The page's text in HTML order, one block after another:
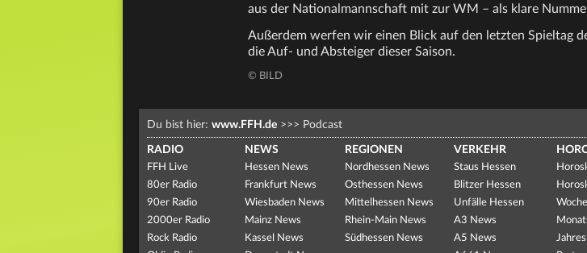
aus der Nationalmannschaft mit zur WM – als klare
Außerdem werfen wir einen Blick auf den letzten Spieltag
die Auf- und Absteiger dieser Saison.
© BILD
Du bist hier: www.FFH.de >>> Podcast
RADIO
FFH Live
80er Radio
90er Radio
2000er Radio
Rock Radio
NEWS
Hessen News
Frankfurt News
Wiesbaden News
Mainz News
Kassel News
REGIONEN
Nordhessen News
Osthessen News
Mittelhessen News
Rhein-Main News
Südhessen News
VERKEHR
Staus Hessen
Blitzer Hessen
Unfälle Hessen
A3 News
A5 News